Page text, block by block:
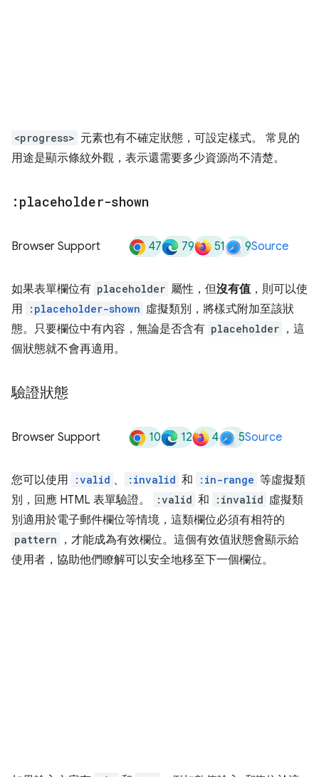
<progress> 元素也有不確定狀態，可設定樣式。 常見的
用途是顯示條紋外觀，表示還需要多少資源尚不清楚。
:placeholder-shown
Browser Support 47 79 51 9Source
如果表單欄位有 placeholder 屬性，但沒有值，則可以使
用
:placeholder-shown 虛擬類別，將樣式附加至該狀
態。只要欄位中有內容，無論是否含有 placeholder ，這
個狀態就不會再適用。
驗證狀態
Browser Support 10 12 4 5Source
您可以使用 :valid 、 :invalid 和 :in-range 等虛擬類
別，回應 HTML 表單驗證。
:valid 和 :invalid 虛擬類
別適用於電子郵件欄位等情境，這類欄位必須有相符的
pattern
，才能成為有效欄位。這個有效值狀態會顯示給
使用者，協助他們瞭解可以安全地移至下一個欄位。